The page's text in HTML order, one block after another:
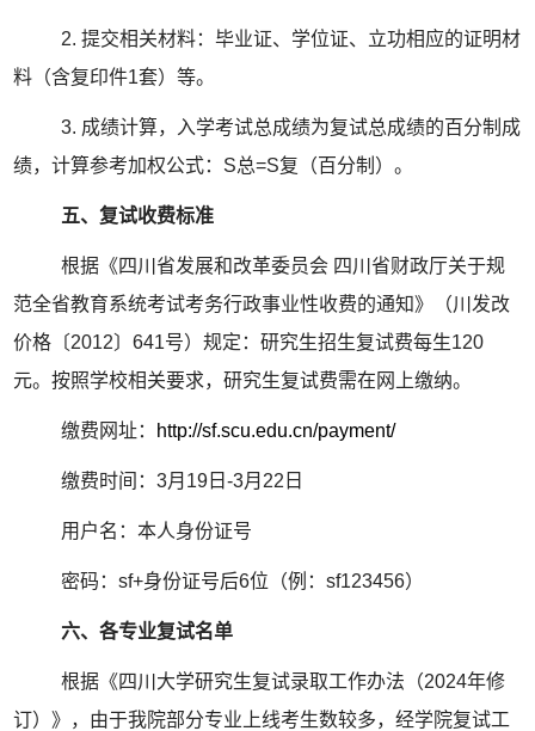
2.提交相关材料：毕业证、学位证、立功相应的证明材
料（含复印件1套）等。
3. 成绩计算，入学考试总成绩为复试总成绩的百分制成
绩，计算参考加权公式： S总=S复（百分制）。
五、复试收费标准
根据《四川省发展和改革委员会 四川省财政厅关于规
范全省教育系统考试考务行政事业性收费的通知》（川发改
价格〔2012〕641号）规定：研究生招生复试费每生120
元。按照学校相关要求，研究生复试费需在网上缴纳。
缴费网址： http://sf.scu.edu.cn/payment/
缴费时间：3月 19 日-3月 22 日
用户名：本人身份证号
密码：sf+身份证号后6位（例：sf123456）
六、各专业复试名单
根据《四川大学研究生复试录取工作办法（2024年修
订）》，由于我院部分专业上线考生数较多，经学院复试工